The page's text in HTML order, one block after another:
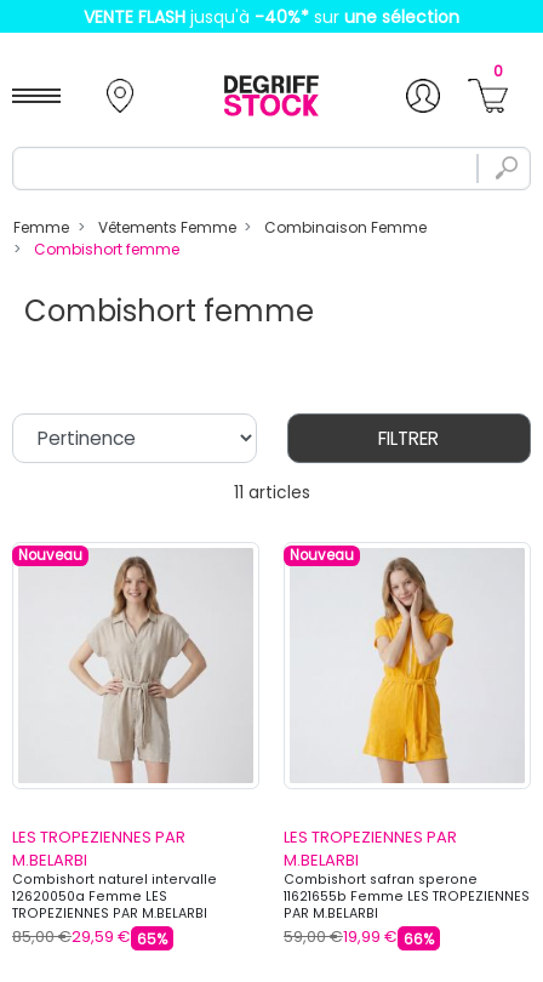
VENTE FLASH jusqu'à -40%* sur une sélection
0
Femme Vêtements Femme
Combinaison Femme
Combishort femme
Combishort femme
11 articles
FILTRER
Nouveau
LES TROPEZIENNES PAR
M.BELARBI
Combishort naturel intervalle
12620050a Femme LES
TROPEZIENNES PAR M.BELARBI
85,00 €29,59 € 65%
Nouveau
LES TROPEZIENNES PAR
M.BELARBI
Combishort safran sperone
11621655b Femme LES TROPEZIENNES
PAR M.BELARBI
59,00 €19,99 € 66%